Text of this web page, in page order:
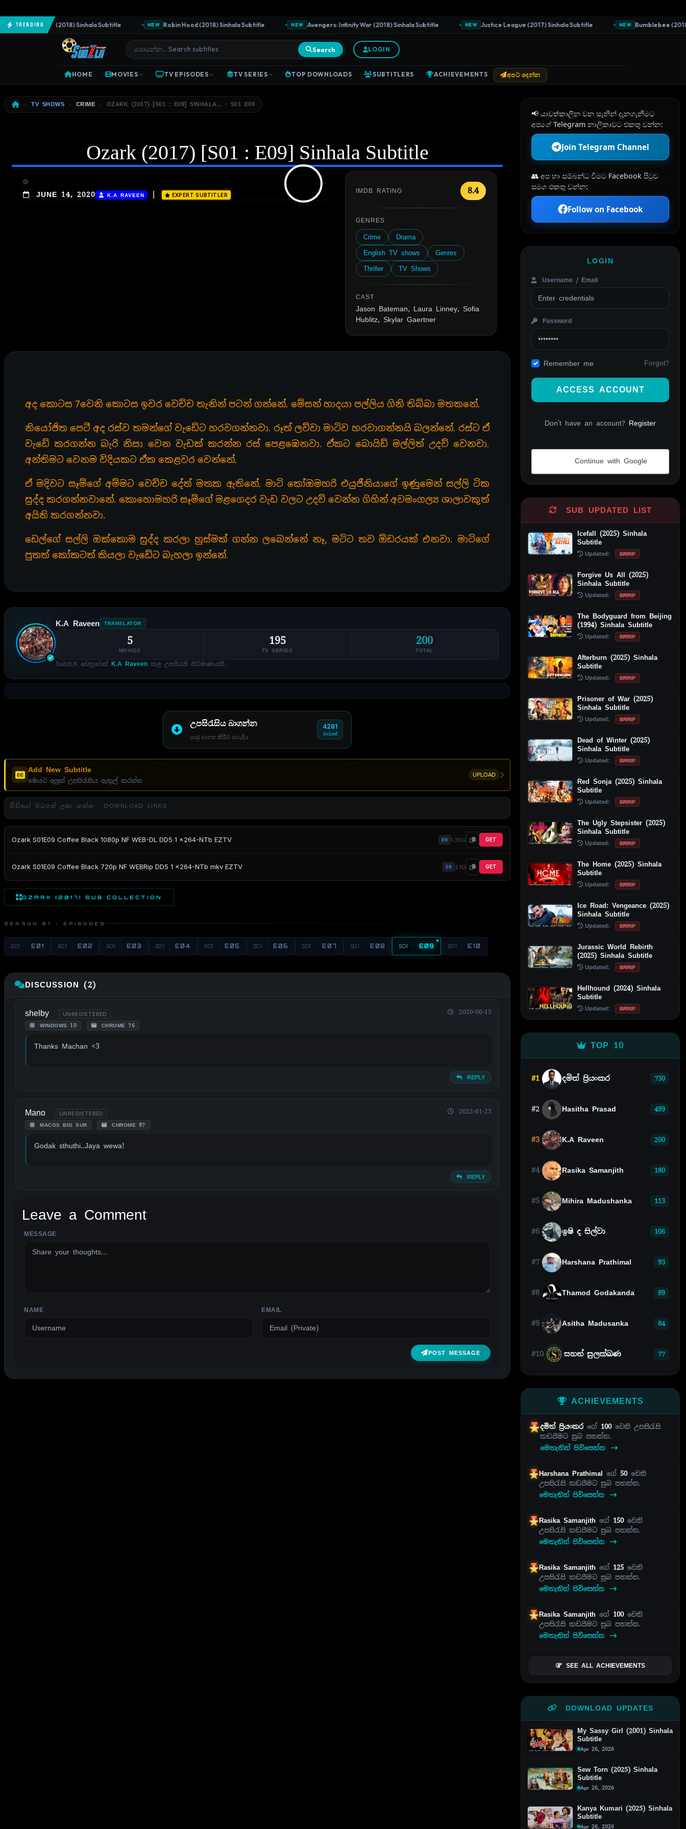
Trending
The Predator (2018) Sinhala Subtitle NEW Robin Hood (2018) Sinhala Subtitle NEW Avengers: Infinity War (2018) Sinhala Subtitle NEW Justice League (2017) Sinhala Subtitle NEW Bumblebee (2018)
Search LOGIN
HOME MOVIES TV EPISODES TV SERIES TOP DOWNLOADS SUBTITLERS ACHIEVEMENTS අපට දෙන්න
TV SHOWS CRIME OZARK (2017) [S01 : E09] SINHALA… · S01 E09
Ozark (2017) [S01 : E09] Sinhala Subtitle
JUNE 14, 2020 K.A RAVEEN EXPERT SUBTITLER
IMDB RATING 8.4
GENRES
Crime
Drama
English TV shows
Genres
Thriller
TV Shows
CAST
Jason Bateman, Laura Linney, Sofia
Hublitz, Skylar Gaertner
අද කොටස 7වෙනි කොටස ඉවර වෙච්ච තැනින් පටන් ගන්නේ. මේසන් හාදයා පල්ලිය ගිනි තිබ්බා මතකනේ.
නියෝජිත පෙටී අද රස්ව තමන්ගේ වැඩේට හරවගන්නවා. රූත් ලව්වා මාටිව හරවාගන්නයි බලන්නේ. රස්ට ඒ
වැඩේ කරගන්න බැරි නිසා වෙන වැඩක් කරන්න රස් පෙළඹෙනවා. ඒකට බොයිඩ් මල්ලිත් උදව් වෙනවා.
අන්තිමට වෙනම විදියකට ඒක කෙළවර වෙන්නේ.
ඒ මදිවට සෑම්ගේ අම්මට වෙච්ච දේත් මතක ඇතිනේ. මාටි කෝඔමහරි එයුජීනියාගේ ඉණුමෙන් සල්ලි ටික
සුද්ද කරගන්නවානේ. කොහොමහරි සෑම්ගේ මළගෙදර වැඩ වලට උදව් වෙන්න ගිහින් අවමංගල්‍ය ශාලාවකුත්
අයිති කරගන්නවා.
ඩෙල්ගේ සල්ලි ඔක්කොම සුද්ද කරලා හුස්මක් ගන්න ලබෙන්නේ නෑ, මටිට තව ඕඩරයක් එනවා. මාටිගේ
පුතත් කෝකටත් කියලා වැඩේට බැහලා ඉන්නේ.
K.A Raveen TRANSLATOR
5
MOVIES
195
TV SERIES
200
TOTAL
SubzLK වෙනුවෙන් K.A Raveen කළ උපසිරැසි නිර්මාණයකි.
උපසිරැසිය බාගන්න
සෘජු බාගත කිරීම් සබැඳිය
4281
වාරයක්
Add New Subtitle
මෙයට අලුත් උපසිරැසිය ඇතුල් කරන්න
UPLOAD
වීඩියෝ පිටපත් ලබා ගන්න . DOWNLOAD LINKS
Ozark S01E09 Coffee Black 1080p NF WEB-DL DD5 1 x264-NTb EZTV E9 1.35G GET
Ozark S01E09 Coffee Black 720p NF WEBRip DD5 1 x264-NTb mkv EZTV E9 2.1G GET
OZARK (2017) SUB COLLECTION
SEASON 01 · EPISODES
S01 E01 S01 E02 S01 E03 S01 E04 S01 E05 S01 E06 S01 E07 S01 E08 S01 E09 S01 E10
DISCUSSION (2)
shelby UNREGISTERED
WINDOWS 10 CHROME 76
2020-06-15
Thanks Machan <3
REPLY
Mano UNREGISTERED
MACOS BIG SUR CHROME 97
2022-01-23
Godak sthuthi..Jaya wewa!
REPLY
Leave a Comment
MESSAGE
NAME EMAIL
POST MESSAGE
ALTERNATIVE:
📢 යාවත්කාලීන වන සැනින් දැනගැනීමට
අපගේ Telegram නාලිකාවට එකතු වන්න:
Join Telegram Channel
👥 අප හා සම්බන්ධ වීමට Facebook පිටුව
සමග එකතු වන්න:
Follow on Facebook
LOGIN
Username / Email
Password
Remember me Forgot?
ACCESS ACCOUNT
Don't have an account? Register
Continue with Google
SUB UPDATED LIST
Icefall (2025) Sinhala
Subtitle
Updated: BRRIP
Forgive Us All (2025)
Sinhala Subtitle
Updated: BRRIP
The Bodyguard from Beijing
(1994) Sinhala Subtitle
Updated: BRRIP
Afterburn (2025) Sinhala
Subtitle
Updated: BRRIP
Prisoner of War (2025)
Sinhala Subtitle
Updated: BRRIP
Dead of Winter (2025)
Sinhala Subtitle
Updated: BRRIP
Red Sonja (2025) Sinhala
Subtitle
Updated: BRRIP
The Ugly Stepsister (2025)
Sinhala Subtitle
Updated: BRRIP
The Home (2025) Sinhala
Subtitle
Updated: BRRIP
Ice Road: Vengeance (2025)
Sinhala Subtitle
Updated: BRRIP
Jurassic World Rebirth
(2025) Sinhala Subtitle
Updated: BRRIP
Hellhound (2024) Sinhala
Subtitle
Updated: BRRIP
TOP 10
#1 දමිත් ප්‍රියංකර 730
#2 Hasitha Prasad 499
#3 K.A Raveen 200
#4 Rasika Samanjith 180
#5 Mihira Madushanka 113
#6 ඉෂි ද සිල්වා 106
#7 Harshana Prathimal 93
#8 Thamod Godakanda 89
#9 Asitha Madusanka 84
#10 සහන් සුලක්ඛණ 77
ACHIEVEMENTS
දමිත් ප්‍රියංකර ගේ 100වෙනි උපසිරැසි
කඩයීමට සුබ පතන්න.
මෙතැනින් පිවිසෙන්න
Harshana Prathimal ගේ 50වෙනි
උපසිරැසි කඩයීමට සුබ පතන්න.
මෙතැනින් පිවිසෙන්න
Rasika Samanjithගේ 150වෙනි
උපසිරැසි කඩයීමට සුබ පතන්න.
මෙතැනින් පිවිසෙන්න
Rasika Samanjithගේ 125 වෙනි
උපසිරැසි කඩයීමට සුබ පතන්න.
මෙතැනින් පිවිසෙන්න
Rasika Samanjithගේ 100වෙනි
උපසිරැසි කඩයීමට සුබ පතන්න.
මෙතැනින් පිවිසෙන්න
SEE ALL ACHIEVEMENTS
DOWNLOAD UPDATES
My Sassy Girl (2001) Sinhala
Subtitle
Apr 26, 2026
Sew Torn (2025) Sinhala
Subtitle
Apr 26, 2026
Kanya Kumari (2025) Sinhala
Subtitle
Apr 26, 2026